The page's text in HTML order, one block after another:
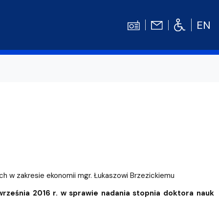
EN
Centrum Języków Obcych UG
Centrum Wychowania Fizycznego i
w zakresie ekonomii mgr. Łukaszowi Brzezickiemu
2016 r. w sprawie nadania stopnia doktora nauk